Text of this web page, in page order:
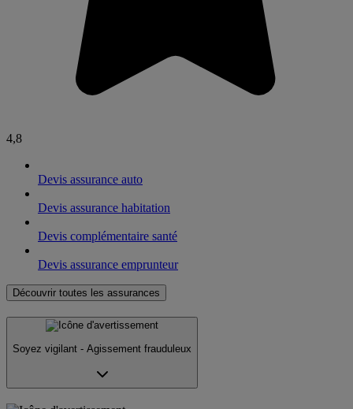
4,8
Devis assurance auto
Devis assurance habitation
Devis complémentaire santé
Devis assurance emprunteur
Découvrir toutes les assurances
Soyez vigilant - Agissement frauduleux